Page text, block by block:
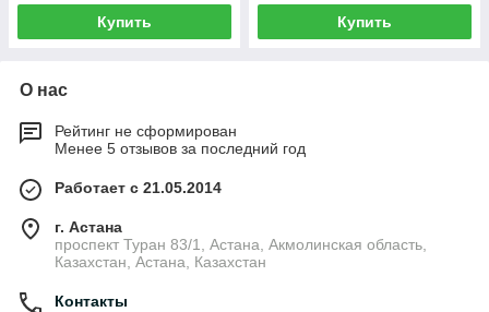
Купить Купить
О нас
Рейтинг не сформирован
Менее 5 отзывов за последний год
Работает с 21.05.2014
г. Астана
проспект Туран 83/1, Астана, Акмолинская область,
Казахстан, Астана, Казахстан
Контакты